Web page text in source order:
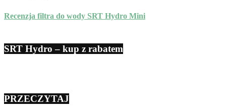
Recenzja filtra do wody SRT Hydro Mini
SRT Hydro – kup z rabatem
PRZECZYTAJ